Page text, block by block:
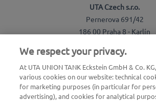
UTA Czech s.r.o.
Pernerova 691/42
186 00 Praha 8 - Karlín
Obecné dotazy
T: +420 270 006 300
E: utacz@uta.com
We respect your privacy.
At UTA UNION TANK Eckstein GmbH & Co.
various cookies on our website: technical
for marketing purposes (in particular for
advertising), and cookies for analytical